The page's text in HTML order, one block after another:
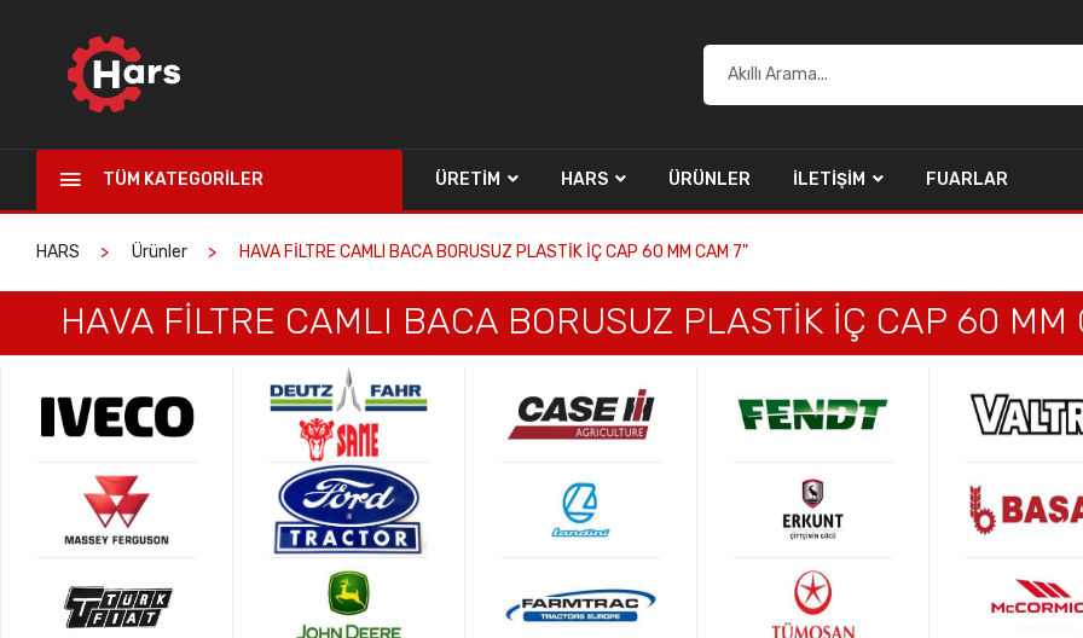
TÜM KATEGORILER ÜRETIM HARS ÜRÜNLER İLETIŞIM FUARLAR
HARS Ürünler HAVA FİLTRE CAMLI BACA BORUSUZ PLASTİK İÇ CAP 60 MM CAM 7"
HAVA FİLTRE CAMLI BACA BORUSUZ PLASTİK İÇ CAP 60 MM